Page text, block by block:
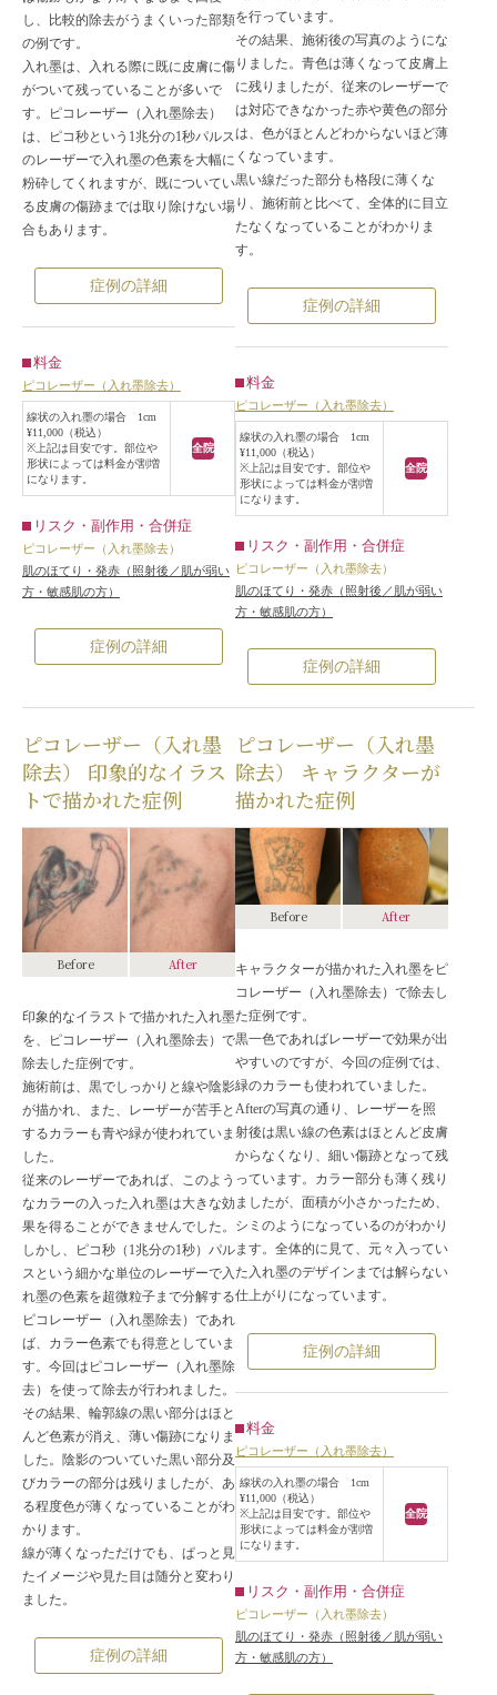
し、比較的除去がうまくいった部類
の例です。
入れ墨は、入れる際に既に皮膚に傷
がついて残っていることが多いで
す。ピコレーザー（入れ墨除去）
は、ピコ秒という1兆分の1秒パルス
のレーザーで入れ墨の色素を大幅に
粉砕してくれますが、既についてい
る皮膚の傷跡までは取り除けない場
合もあります。
症例の詳細
料金
ピコレーザー（入れ墨除去）
線状の入れ墨の場合 1cm
¥11,000（税込）
※上記は目安です。部位や
形状によっては料金が割増
になります。
全院
リスク・副作用・合併症
ピコレーザー（入れ墨除去）
肌のほてり・発赤（照射後／肌が弱い
方・敏感肌の方）
症例の詳細
を行っています。
その結果、施術後の写真のようにな
りました。青色は薄くなって皮膚上
に残りましたが、従来のレーザーで
は対応できなかった赤や黄色の部分
は、色がほとんどわからないほど薄
くなっています。
黒い線だった部分も格段に薄くな
り、施術前と比べて、全体的に目立
たなくなっていることがわかりま
す。
症例の詳細
料金
ピコレーザー（入れ墨除去）
線状の入れ墨の場合 1cm
¥11,000（税込）
※上記は目安です。部位や
形状によっては料金が割増
になります。
全院
リスク・副作用・合併症
ピコレーザー（入れ墨除去）
肌のほてり・発赤（照射後／肌が弱い
方・敏感肌の方）
症例の詳細
ピコレーザー（入れ墨
除去） 印象的なイラス
トで描かれた症例
Before After
印象的なイラストで描かれた入れ墨
を、ピコレーザー（入れ墨除去）で
除去した症例です。
施術前は、黒でしっかりと線や陰影
が描かれ、また、レーザーが苦手と
するカラーも青や緑が使われていま
した。
従来のレーザーであれば、このよう
なカラーの入った入れ墨は大きな効
果を得ることができませんでした。
しかし、ピコ秒（1兆分の1秒）パル
スという細かな単位のレーザーで入
れ墨の色素を超微粒子まで分解する
ピコレーザー（入れ墨除去）であれ
ば、カラー色素でも得意としていま
す。今回はピコレーザー（入れ墨除
去）を使って除去が行われました。
その結果、輪郭線の黒い部分はほと
んど色素が消え、薄い傷跡になりま
した。陰影のついていた黒い部分及
びカラーの部分は残りましたが、あ
る程度色が薄くなっていることがわ
かります。
線が薄くなっただけでも、ぱっと見
たイメージや見た目は随分と変わり
ました。
症例の詳細
ピコレーザー（入れ墨
除去） キャラクターが
描かれた症例
Before After
キャラクターが描かれた入れ墨をピ
コレーザー（入れ墨除去）で除去し
た症例です。
黒一色であればレーザーで効果が出
やすいのですが、今回の症例では、
緑のカラーも使われていました。
Afterの写真の通り、レーザーを照
射後は黒い線の色素はほとんど皮膚
からなくなり、細い傷跡となって残
っています。カラー部分も薄く残り
ましたが、面積が小さかったため、
シミのようになっているのがわかり
ます。全体的に見て、元々入ってい
た入れ墨のデザインまでは解らない
仕上がりになっています。
症例の詳細
料金
ピコレーザー（入れ墨除去）
線状の入れ墨の場合 1cm
¥11,000（税込）
※上記は目安です。部位や
形状によっては料金が割増
になります。
全院
リスク・副作用・合併症
ピコレーザー（入れ墨除去）
肌のほてり・発赤（照射後／肌が弱い
方・敏感肌の方）